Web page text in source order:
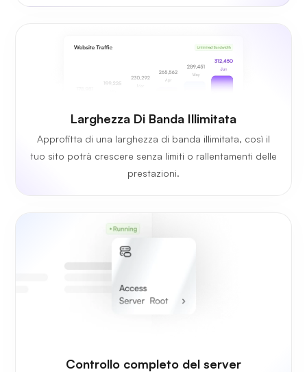
Larghezza Di Banda Illimitata
Approfitta di una larghezza di banda illimitata, così il
tuo sito potrà crescere senza limiti o rallentamenti delle
prestazioni.
Controllo completo del server